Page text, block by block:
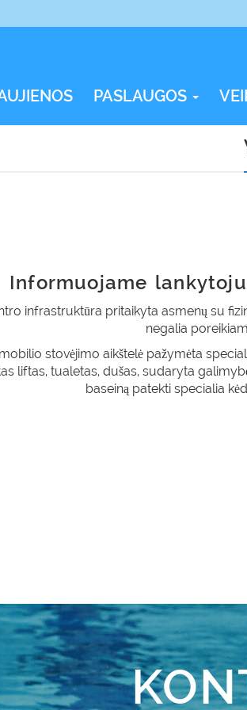
PASLAUGOS
Informuojame
infrastruktūra pritaikyta asmenų su
negalia
stovėjimo aikštelė pažymėta
liftas, tualetas, dušas, sudaryta
baseiną patekti specialia